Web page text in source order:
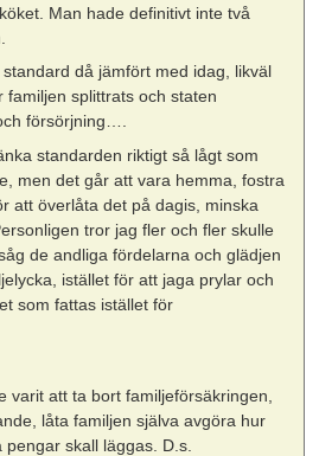
Man hade definitivt inte två
då jämfört med idag, likväl
familjen splittrats och staten
försörjning….
standarden riktigt så lågt som
men det går att vara hemma, fostra
att överlåta det på dagis, minska
tror jag fler och fler skulle
de andliga fördelarna och glädjen
istället för att jaga prylar och
som fattas istället för
varit att ta bort familjeförsäkringen,
låta familjen själva avgöra hur
skall läggas. D.s.